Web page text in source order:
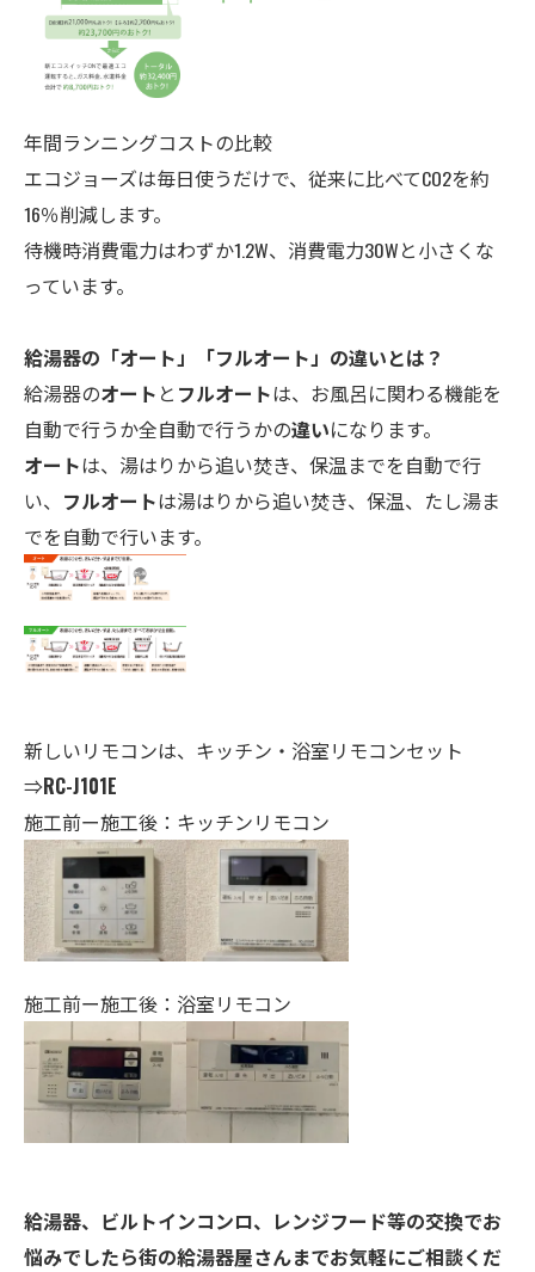
年間ランニングコストの比較
エコジョーズは毎日使うだけで、従来に比べてCO2を約
16％削減します。
待機時消費電力はわずか1.2W、消費電力30Wと小さくな
っています。
給湯器の「オート」「フルオート」の違いとは？
給湯器のオート と フルオートは、お風呂に関わる機能を
自動で行うか全自動で行うかの違いになります。
オートは、湯はりから追い焚き、保温までを自動で行
い、 フルオートは湯はりから追い焚き、保温、たし湯ま
でを自動で行います。
新しいリモコンは、キッチン・ 浴室リモコンセット
⇒RC-J101E
施工前ー施工後：キッチンリモコン
施工前ー施工後：浴室リモコン
給湯器、ビルトインコンロ、レンジフード等の交換でお
悩みでしたら街の給湯器屋さんまでお気軽にご相談くだ